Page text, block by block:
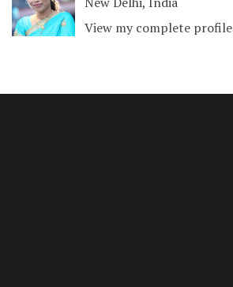
View my complete profile